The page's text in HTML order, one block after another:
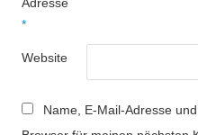
*
Website
Name, E-Mail-Adresse